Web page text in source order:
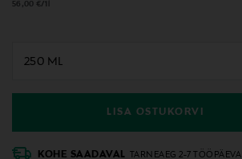
56,00 €/1l
LISA OSTUKORVI
KOHE SAADAVAL TARNEAEG 2-7 TÖÖPÄEVA